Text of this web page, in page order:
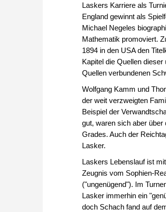
Laskers Karriere als
England gewinnt als
Michael Negeles
Mathematik promoviert.
1894 in den USA den
Kapitel die Quellen
Quellen verbundenen
Wolfgang Kamm und
der weit verzweigten
Beispiel der
gut, waren sich aber
Grades. Auch der
Lasker.
Laskers Lebenslauf ist
Zeugnis vom Sophien-
("ungenügend"). Im
Lasker immerhin ein
doch Schach fand auf